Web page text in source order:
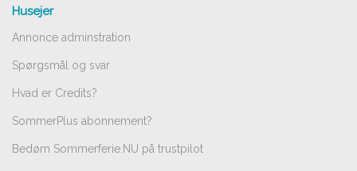
Husejer
Annonce adminstration
Spørgsmål og svar
Hvad er Credits?
SommerPlus abonnement?
Bedøm Sommerferie.NU på trustpilot